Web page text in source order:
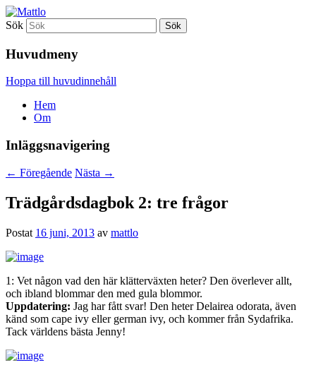
Mattlo
Sök
Huvudmeny
Hoppa till huvudinnehåll
Hem
Om
Inläggsnavigering
← Föregående Nästa →
Trädgårdsdagbok 2: tre frågor
Postat 16 juni, 2013 av mattlo
1: Vet någon vad den här klätterväxten heter? Den överlever allt,
och ibland blommar den med gula blommor.
Uppdatering: Jag har fått svar! Den heter Delairea odorata, även
känd som cape ivy eller german ivy, och kommer från Sydafrika.
Tack världens bästa Jenny!